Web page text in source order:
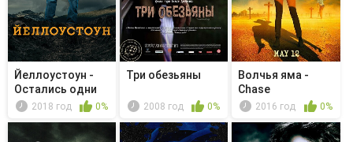
Йеллоустоун -
Остались одни
дьяволы
2018 год 0%
Три обезьяны
2008 год 0%
Волчья яма -
Chase
2016 год 0%